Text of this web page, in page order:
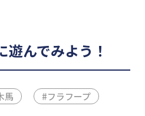
んでみよう！
馬 #フラフープ